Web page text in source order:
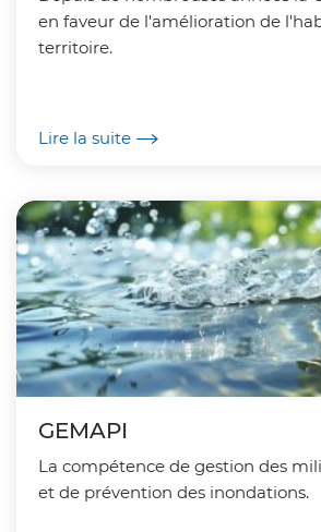
en faveur de l'amélioration de
territoire.
Lire la suite
GEMAPI
La compétence de gestion des
et de prévention des inondations.